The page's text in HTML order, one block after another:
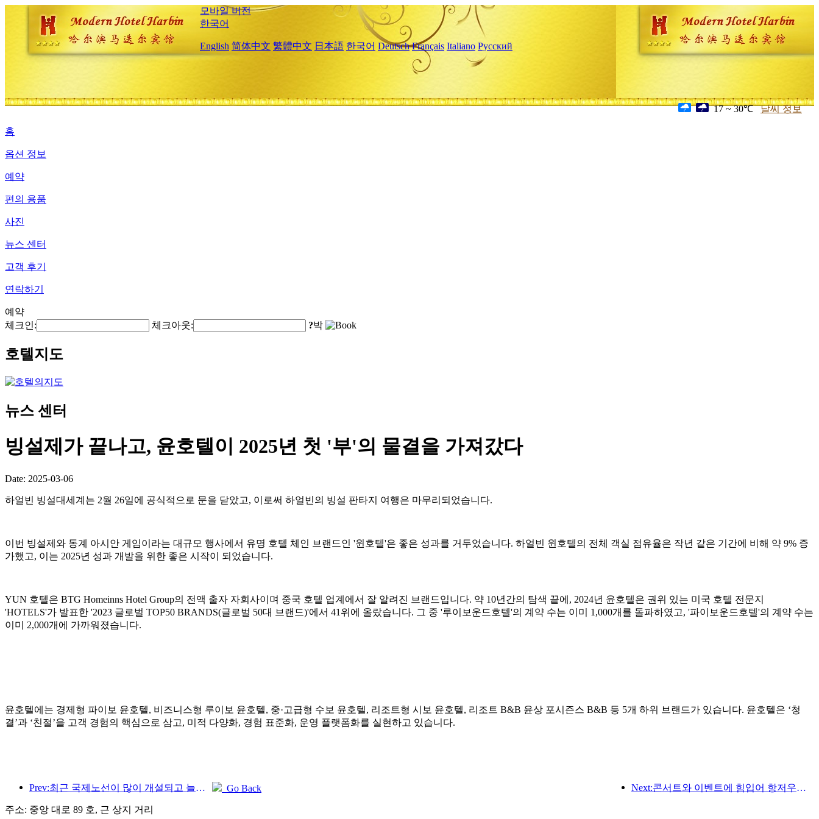
모바일 버전
한국어
English 简体中文 繁體中文 日本語 한국어 Deutsch Français Italiano Русский
17 ~ 30℃ 날씨 정보
홈
옵션 정보
예약
편의 용품
사진
뉴스 센터
고객 후기
연락하기
예약
체크인:
체크아웃: ?박
호텔지도
뉴스 센터
빙설제가 끝나고, 윤호텔이 2025년 첫 '부'의 물결을 가져갔다
Date: 2025-03-06
하얼빈 빙설대세계는 2월 26일에 공식적으로 문을 닫았고, 이로써 하얼빈의 빙설 판타지 여행은 마무리되었습니다.
이번 빙설제와 동계 아시안 게임이라는 대규모 행사에서 유명 호텔 체인 브랜드인 '윈호텔'은 좋은 성과를 거두었습니다. 하얼빈 윈호텔의 전체 객실 점유율은 작년 같은 기간에 비해 약 9% 증
가했고, 이는 2025년 성과 개발을 위한 좋은 시작이 되었습니다.
YUN 호텔은 BTG Homeinns Hotel Group의 전액 출자 자회사이며 중국 호텔 업계에서 잘 알려진 브랜드입니다. 약 10년간의 탐색 끝에, 2024년 윤호텔은 권위 있는 미국 호텔 전문지
'HOTELS'가 발표한 '2023 글로벌 TOP50 BRANDS(글로벌 50대 브랜드)'에서 41위에 올랐습니다. 그 중 '루이보운드호텔'의 계약 수는 이미 1,000개를 돌파하였고, '파이보운드호텔'의 계약 수는
이미 2,000개에 가까워졌습니다.
윤호텔에는 경제형 파이보 윤호텔, 비즈니스형 루이보 윤호텔, 중·고급형 수보 윤호텔, 리조트형 시보 윤호텔, 리조트 B&B 윤상 포시즌스 B&B 등 5개 하위 브랜드가 있습니다. 윤호텔은 ‘청
결’과 ‘친절’을 고객 경험의 핵심으로 삼고, 미적 다양화, 경험 표준화, 운영 플랫폼화를 실현하고 있습니다.
Prev:최근 국제노선이 많이 개설되고 늘어나고 있습니다. Next:콘서트와 이벤트에 힘입어 항저우의 호텔 실적은 3월에도 계속 상승할 것으로 예상된다.
Go Back
주소: 중앙 대로 89 호, 근 상지 거리